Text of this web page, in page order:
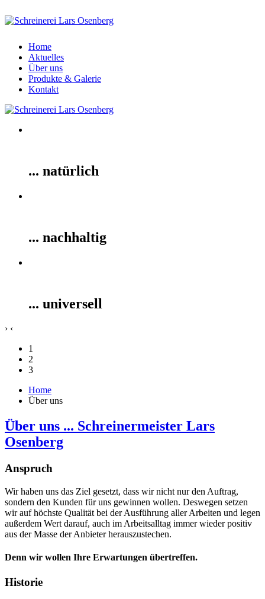
Home
Aktuelles
Über uns
Produkte & Galerie
Kontakt
... natürlich
... nachhaltig
... universell
› ‹
1
2
3
Home
Über uns
Über uns ... Schreinermeister Lars
Osenberg
Anspruch
Wir haben uns das Ziel gesetzt, dass wir nicht nur den Auftrag,
sondern den Kunden für uns gewinnen wollen. Deswegen setzen
wir auf höchste Qualität bei der Ausführung aller Arbeiten und legen
außerdem Wert darauf, auch im Arbeitsalltag immer wieder positiv
aus der Masse der Anbieter herauszustechen.
Denn wir wollen Ihre Erwartungen übertreffen.
Historie